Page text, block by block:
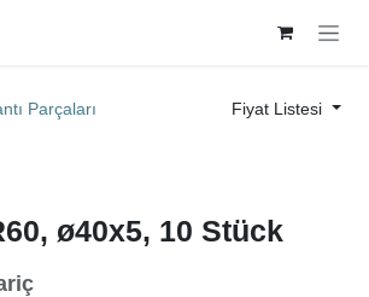
Parçaları Fiyat Listesi
ø40x5, 10 Stück